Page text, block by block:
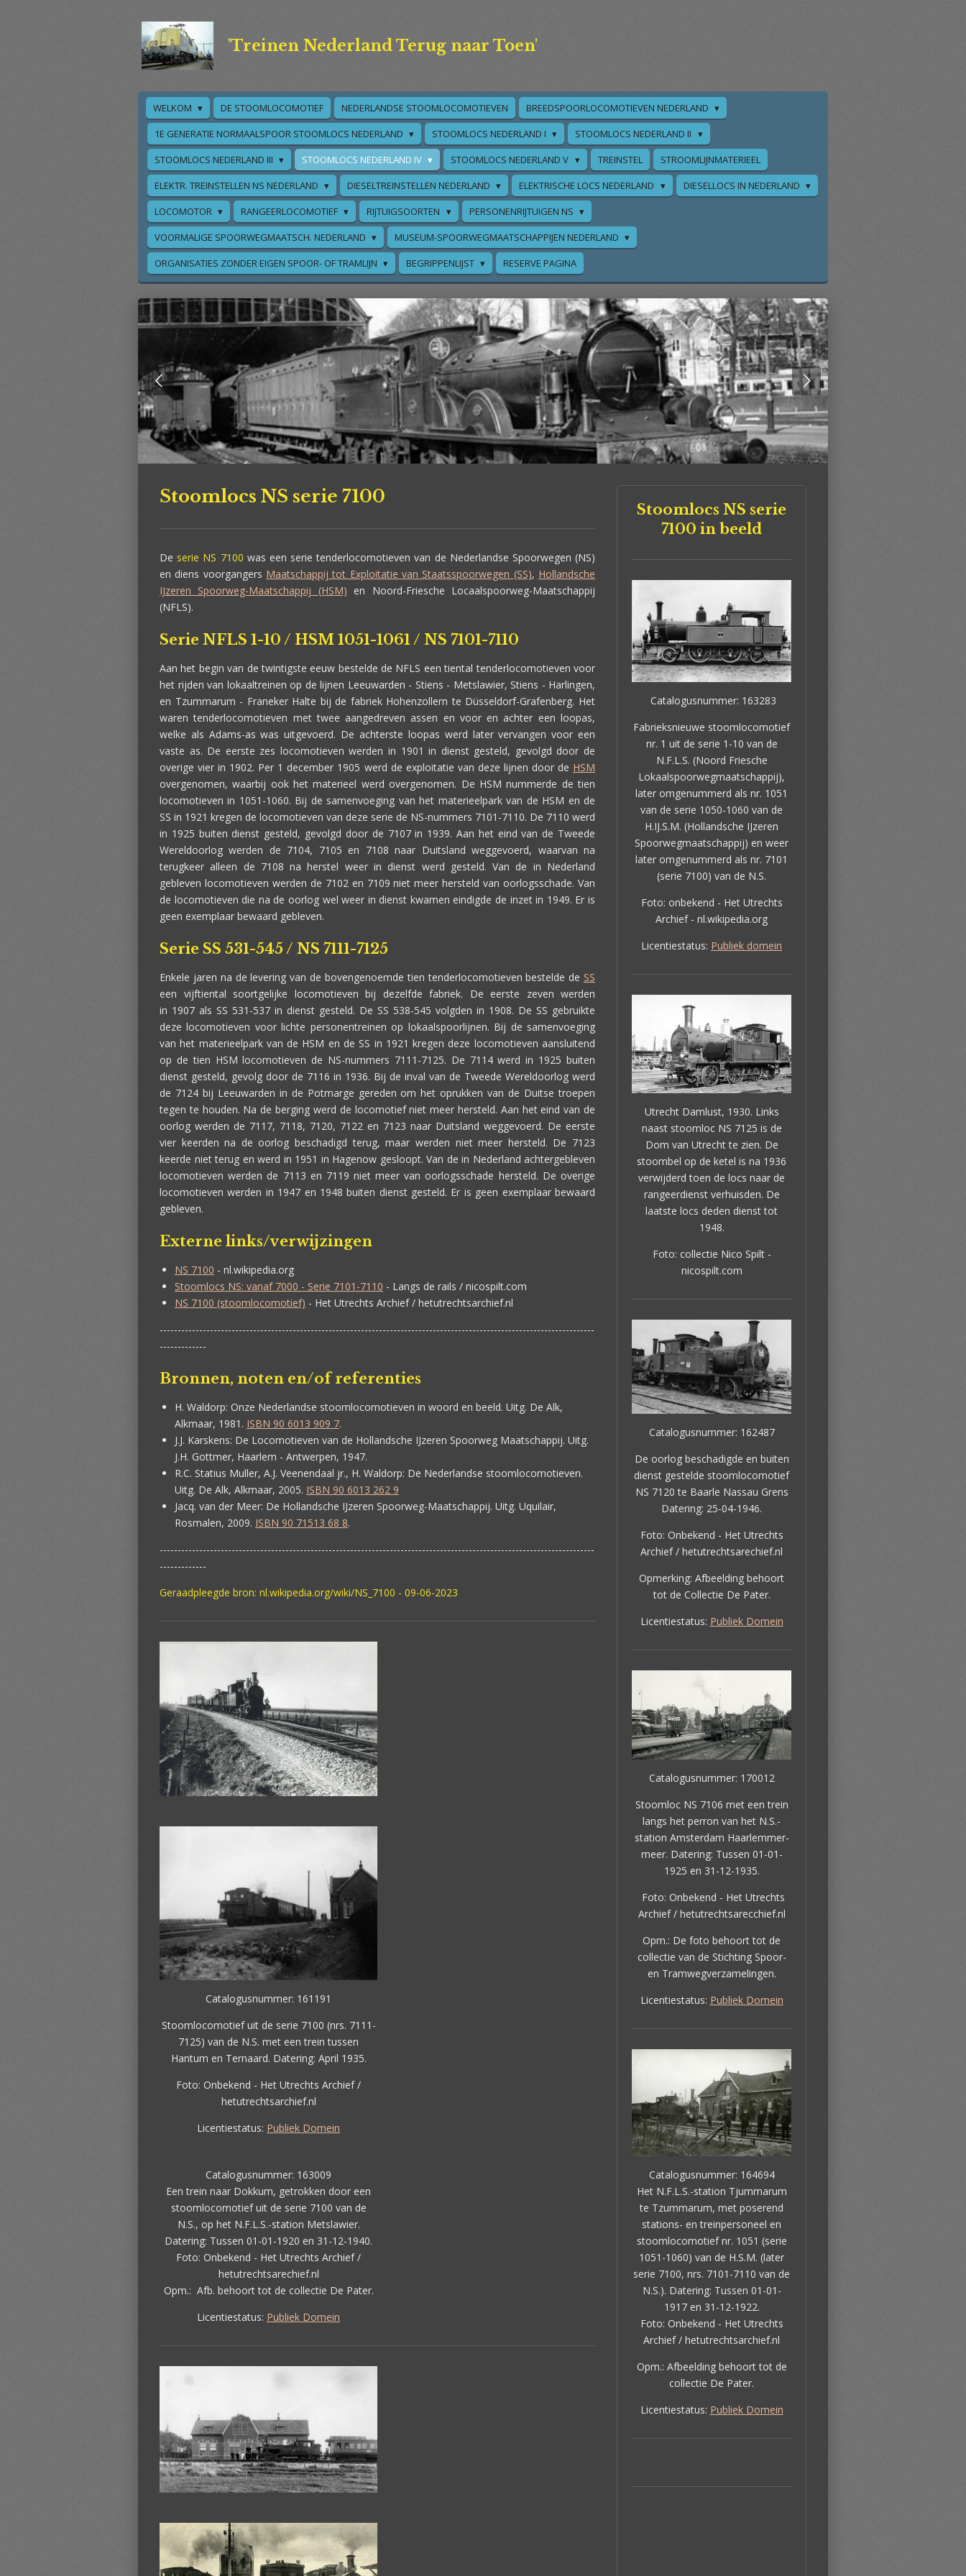
'Treinen Nederland Terug naar Toen'
WELKOM DE STOOMLOCOMOTIEF NEDERLANDSE STOOMLOCOMOTIEVEN
BREEDSPOORLOCOMOTIEVEN NEDERLAND
1E GENERATIE NORMAALSPOOR STOOMLOCS NEDERLAND
STOOMLOCS NEDERLAND I
STOOMLOCS NEDERLAND II
STOOMLOCS NEDERLAND III
STOOMLOCS NEDERLAND IV STOOMLOCS NEDERLAND V TREINSTEL
STROOMLIJNMATERIEEL
ELEKTR. TREINSTELLEN NS NEDERLAND
DIESELTREINSTELLEN NEDERLAND ELEKTRISCHE LOCS NEDERLAND
DIESELLOCS IN NEDERLAND
LOCOMOTOR
RANGEERLOCOMOTIEF RIJTUIGSOORTEN
PERSONENRIJTUIGEN NS
VOORMALIGE SPOORWEGMAATSCH. NEDERLAND
MUSEUM-SPOORWEGMAATSCHAPPIJEN NEDERLAND
ORGANISATIES ZONDER EIGEN SPOOR- OF TRAMLIJN
BEGRIPPENLIJST RESERVE PAGINA
Stoomlocs NS serie 7100
De serie NS 7100 was een serie tenderlocomotieven van de Nederlandse Spoorwegen (NS)
en diens voorgangers Maatschappij tot Exploitatie van Staatsspoorwegen (SS), Hollandsche
IJzeren Spoorweg-Maatschappij (HSM) en Noord-Friesche Locaalspoorweg-Maatschappij
(NFLS).
Serie NFLS 1-10 / HSM 1051-1061 / NS 7101-7110
Aan het begin van de twintigste eeuw bestelde de NFLS een tiental tenderlocomotieven voor
het rijden van lokaaltreinen op de lijnen Leeuwarden - Stiens - Metslawier, Stiens - Harlingen,
en Tzummarum - Franeker Halte bij de fabriek Hohenzollern te Düsseldorf-Grafenberg. Het
waren tenderlocomotieven met twee aangedreven assen en voor en achter een loopas,
welke als Adams-as was uitgevoerd. De achterste loopas werd later vervangen voor een
vaste as. De eerste zes locomotieven werden in 1901 in dienst gesteld, gevolgd door de
overige vier in 1902. Per 1 december 1905 werd de exploitatie van deze lijnen door de HSM
overgenomen, waarbij ook het materieel werd overgenomen. De HSM nummerde de tien
locomotieven in 1051-1060. Bij de samenvoeging van het materieelpark van de HSM en de
SS in 1921 kregen de locomotieven van deze serie de NS-nummers 7101-7110. De 7110 werd
in 1925 buiten dienst gesteld, gevolgd door de 7107 in 1939. Aan het eind van de Tweede
Wereldoorlog werden de 7104, 7105 en 7108 naar Duitsland weggevoerd, waarvan na
terugkeer alleen de 7108 na herstel weer in dienst werd gesteld. Van de in Nederland
gebleven locomotieven werden de 7102 en 7109 niet meer hersteld van oorlogsschade. Van
de locomotieven die na de oorlog wel weer in dienst kwamen eindigde de inzet in 1949. Er is
geen exemplaar bewaard gebleven.
Serie SS 531-545 / NS 7111-7125
Enkele jaren na de levering van de bovengenoemde tien tenderlocomotieven bestelde de SS
een vijftiental soortgelijke locomotieven bij dezelfde fabriek. De eerste zeven werden
in 1907 als SS 531-537 in dienst gesteld. De SS 538-545 volgden in 1908. De SS gebruikte
deze locomotieven voor lichte personentreinen op lokaalspoorlijnen. Bij de samenvoeging
van het materieelpark van de HSM en de SS in 1921 kregen deze locomotieven aansluitend
op de tien HSM locomotieven de NS-nummers 7111-7125. De 7114 werd in 1925 buiten
dienst gesteld, gevolg door de 7116 in 1936. Bij de inval van de Tweede Wereldoorlog werd
de 7124 bij Leeuwarden in de Potmarge gereden om het oprukken van de Duitse troepen
tegen te houden. Na de berging werd de locomotief niet meer hersteld. Aan het eind van de
oorlog werden de 7117, 7118, 7120, 7122 en 7123 naar Duitsland weggevoerd. De eerste
vier keerden na de oorlog beschadigd terug, maar werden niet meer hersteld. De 7123
keerde niet terug en werd in 1951 in Hagenow gesloopt. Van de in Nederland achtergebleven
locomotieven werden de 7113 en 7119 niet meer van oorlogsschade hersteld. De overige
locomotieven werden in 1947 en 1948 buiten dienst gesteld. Er is geen exemplaar bewaard
gebleven.
Externe links/verwijzingen
NS 7100 - nl.wikipedia.org
Stoomlocs NS: vanaf 7000 - Serie 7101-7110 - Langs de rails / nicospilt.com
NS 7100 (stoomlocomotief) - Het Utrechts Archief / hetutrechtsarchief.nl
-------------------------------------------------------------------------------------------------------------------------
-------------
Bronnen, noten en/of referenties
H. Waldorp: Onze Nederlandse stoomlocomotieven in woord en beeld. Uitg. De Alk,
Alkmaar, 1981. ISBN 90 6013 909 7.
J.J. Karskens: De Locomotieven van de Hollandsche IJzeren Spoorweg Maatschappij. Uitg.
J.H. Gottmer, Haarlem - Antwerpen, 1947.
R.C. Statius Muller, A.J. Veenendaal jr., H. Waldorp: De Nederlandse stoomlocomotieven.
Uitg. De Alk, Alkmaar, 2005. ISBN 90 6013 262 9
Jacq. van der Meer: De Hollandsche IJzeren Spoorweg-Maatschappij. Uitg. Uquilair,
Rosmalen, 2009. ISBN 90 71513 68 8.
-------------------------------------------------------------------------------------------------------------------------
-------------
Geraadpleegde bron: nl.wikipedia.org/wiki/NS_7100 - 09-06-2023
Catalogusnummer: 161191
Stoomlocomotief uit de serie 7100 (nrs. 7111-
7125) van de N.S. met een trein tussen
Hantum en Ternaard. Datering: April 1935.
Foto: Onbekend - Het Utrechts Archief /
hetutrechtsarchief.nl
Licentiestatus: Publiek Domein
Catalogusnummer: 163009
Een trein naar Dokkum, getrokken door een
stoomlocomotief uit de serie 7100 van de
N.S., op het N.F.L.S.-station Metslawier.
Datering: Tussen 01-01-1920 en 31-12-1940.
Foto: Onbekend - Het Utrechts Archief /
hetutrechtsarechief.nl
Opm.: Afb. behoort tot de collectie De Pater.
Licentiestatus: Publiek Domein
Stoomlocs NS serie
7100 in beeld
Catalogusnummer: 163283
Fabrieksnieuwe stoomlocomotief
nr. 1 uit de serie 1-10 van de
N.F.L.S. (Noord Friesche
Lokaalspoorwegmaatschappij),
later omgenummerd als nr. 1051
van de serie 1050-1060 van de
H.IJ.S.M. (Hollandsche IJzeren
Spoorwegmaatschappij) en weer
later omgenummerd als nr. 7101
(serie 7100) van de N.S.
Foto: onbekend - Het Utrechts
Archief - nl.wikipedia.org
Licentiestatus: Publiek domein
Utrecht Damlust, 1930. Links
naast stoomloc NS 7125 is de
Dom van Utrecht te zien. De
stoombel op de ketel is na 1936
verwijderd toen de locs naar de
rangeerdienst verhuisden. De
laatste locs deden dienst tot
1948.
Foto: collectie Nico Spilt -
nicospilt.com
Catalogusnummer: 162487
De oorlog beschadigde en buiten
dienst gestelde stoomlocomotief
NS 7120 te Baarle Nassau Grens
Datering: 25-04-1946.
Foto: Onbekend - Het Utrechts
Archief / hetutrechtsarechief.nl
Opmerking: Afbeelding behoort
tot de Collectie De Pater.
Licentiestatus: Publiek Domein
Catalogusnummer: 170012
Stoomloc NS 7106 met een trein
langs het perron van het N.S.-
station Amsterdam Haarlemmer-
meer. Datering: Tussen 01-01-
1925 en 31-12-1935.
Foto: Onbekend - Het Utrechts
Archief / hetutrechtsarecchief.nl
Opm.: De foto behoort tot de
collectie van de Stichting Spoor-
en Tramwegverzamelingen.
Licentiestatus: Publiek Domein
Catalogusnummer: 164694
Het N.F.L.S.-station Tjummarum
te Tzummarum, met poserend
stations- en treinpersoneel en
stoomlocomotief nr. 1051 (serie
1051-1060) van de H.S.M. (later
serie 7100, nrs. 7101-7110 van de
N.S.). Datering: Tussen 01-01-
1917 en 31-12-1922.
Foto: Onbekend - Het Utrechts
Archief / hetutrechtsarchief.nl
Opm.: Afbeelding behoort tot de
collectie De Pater.
Licentiestatus: Publiek Domein